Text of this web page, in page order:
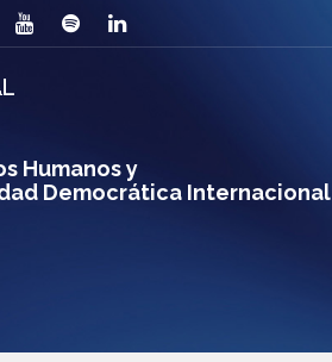
Humanos y
Democrática Internacional